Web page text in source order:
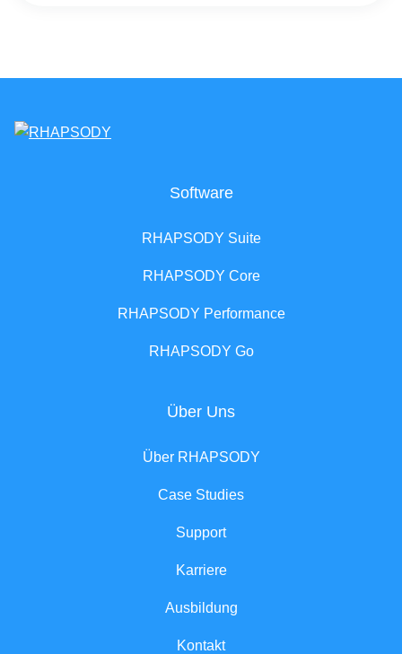
Software
RHAPSODY Suite
RHAPSODY Core
RHAPSODY Performance
RHAPSODY Go
Über Uns
Über RHAPSODY
Case Studies
Support
Karriere
Ausbildung
Kontakt